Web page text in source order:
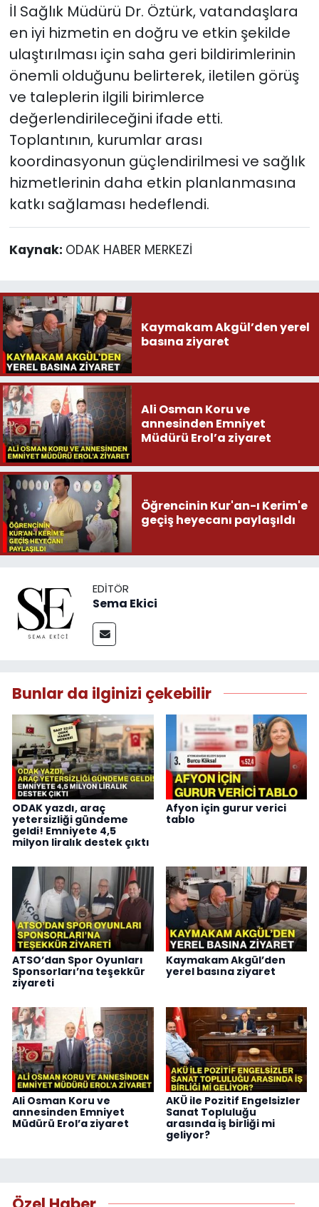
İl Sağlık Müdürü Dr. Öztürk, vatandaşlara
en iyi hizmetin en doğru ve etkin şekilde
ulaştırılması için saha geri bildirimlerinin
önemli olduğunu belirterek, iletilen görüş
ve taleplerin ilgili birimlerce
değerlendirileceğini ifade etti.
Toplantının, kurumlar arası
koordinasyonun güçlendirilmesi ve sağlık
hizmetlerinin daha etkin planlanmasına
katkı sağlaması hedeflendi.
Kaynak: ODAK HABER MERKEZİ
Kaymakam Akgül’den yerel
basına ziyaret
Ali Osman Koru ve
annesinden Emniyet
Müdürü Erol’a ziyaret
Öğrencinin Kur'an-ı Kerim'e
geçiş heyecanı paylaşıldı
EDITÖR
Sema Ekici
Bunlar da ilginizi çekebilir
ODAK yazdı, araç
yetersizliği gündeme
geldi! Emniyete 4,5
milyon liralık destek çıktı
Afyon için gurur verici
tablo
ATSO’dan Spor Oyunları
Sponsorları’na teşekkür
ziyareti
Kaymakam Akgül’den
yerel basına ziyaret
Ali Osman Koru ve
annesinden Emniyet
Müdürü Erol’a ziyaret
AKÜ ile Pozitif Engelsizler
Sanat Topluluğu
arasında iş birliği mi
geliyor?